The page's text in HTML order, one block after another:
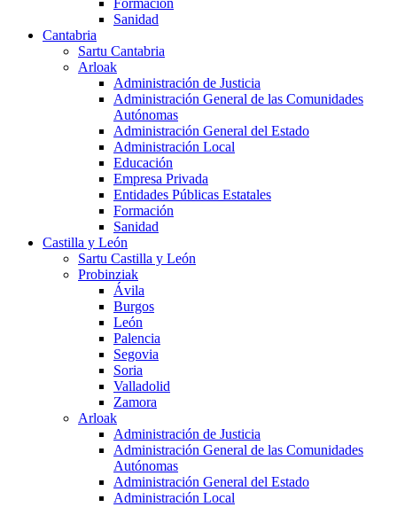
Formación
Sanidad
Cantabria
Sartu Cantabria
Arloak
Administración de Justicia
Administración General de las Comunidades
Autónomas
Administración General del Estado
Administración Local
Educación
Empresa Privada
Entidades Públicas Estatales
Formación
Sanidad
Castilla y León
Sartu Castilla y León
Probinziak
Ávila
Burgos
León
Palencia
Segovia
Soria
Valladolid
Zamora
Arloak
Administración de Justicia
Administración General de las Comunidades
Autónomas
Administración General del Estado
Administración Local